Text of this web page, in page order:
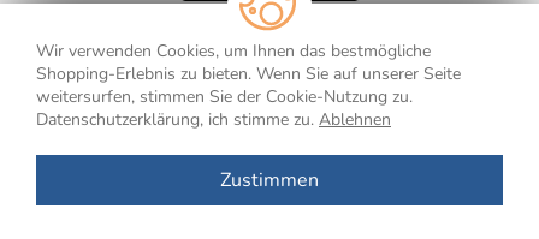
Wir verwenden Cookies, um Ihnen das bestmögliche
Shopping-Erlebnis zu bieten. Wenn Sie auf unserer Seite
weitersurfen, stimmen Sie der Cookie-Nutzung zu.
Datenschutzerklärung, ich stimme zu. Ablehnen
Zustimmen
* Alle Preisangaben inkl. MwSt., bis 250,- € Bestellwert zzgl.
Versandkosten, ab 250,- € Bestellwert inkl.Versandkosteninnerhalb
Deutschlands
** Gilt für Lieferungen nach Deutschland. Lieferzeiten für andere Länder